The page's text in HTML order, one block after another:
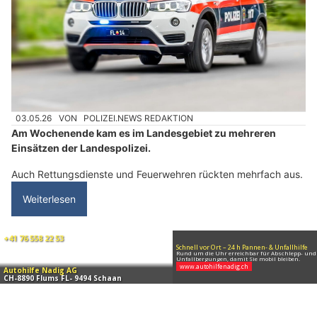
Waffenbörse in Pfungen ZH – Entdecke gebrauchte Waffen & Zubehör
Liechtenstein: Wochenendrückblick – Brände,
Unfälle und Festnahmen
03.05.26 VON POLIZEI.NEWS REDAKTION
Am Wochenende kam es im Landesgebiet zu mehreren